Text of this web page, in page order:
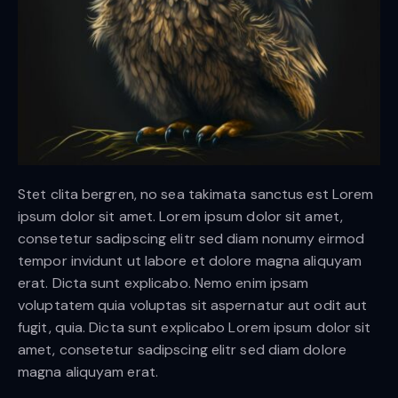
Stet clita bergren, no sea takimata sanctus est Lorem
ipsum dolor sit amet. Lorem ipsum dolor sit amet,
consetetur sadipscing elitr sed diam nonumy eirmod
tempor invidunt ut labore et dolore magna aliquyam
erat. Dicta sunt explicabo. Nemo enim ipsam
voluptatem quia voluptas sit aspernatur aut odit aut
fugit, quia. Dicta sunt explicabo Lorem ipsum dolor sit
amet, consetetur sadipscing elitr sed diam dolore
magna aliquyam erat.